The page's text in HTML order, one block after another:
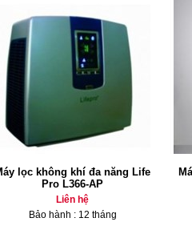
lọc không khí đa năng Life
Pro L366-AP
Liên hệ
Bảo hành : 12 tháng